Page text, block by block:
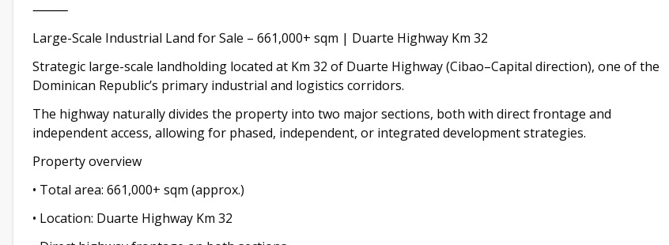
⸻
Large-Scale Industrial Land for Sale – 661,000+ sqm | Duarte Highway Km 32
Strategic large-scale landholding located at Km 32 of Duarte Highway (Cibao–Capital direction), one of the
Dominican Republic’s primary industrial and logistics corridors.
The highway naturally divides the property into two major sections, both with direct frontage and
independent access, allowing for phased, independent, or integrated development strategies.
Property overview
• Total area: 661,000+ sqm (approx.)
• Location: Duarte Highway Km 32